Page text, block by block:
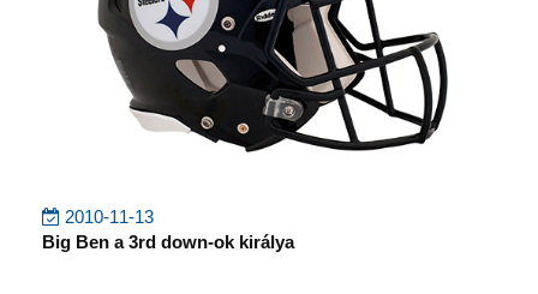
2010-11-13
Big Ben a 3rd down-ok királya